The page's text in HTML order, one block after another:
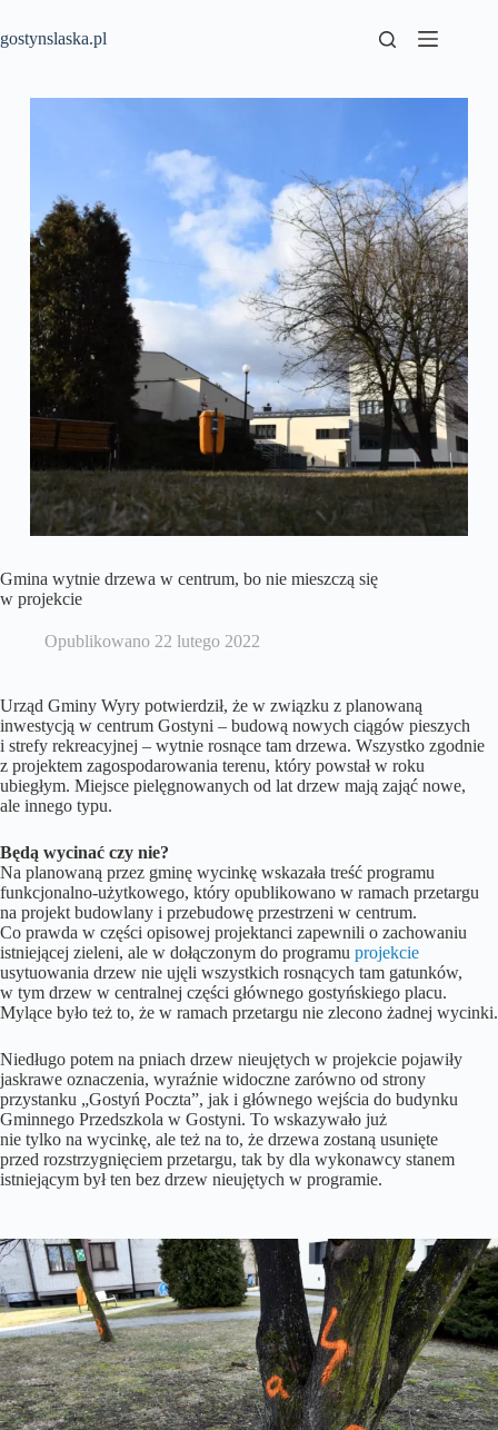
treści
gostynslaska.pl
Gmina wytnie drzewa w centrum, bo nie mieszczą się
w projekcie
Opublikowano 22 lutego 2022
Urząd Gminy Wyry potwierdził, że w związku z planowaną
inwestycją w centrum Gostyni – budową nowych ciągów pieszych
i strefy rekreacyjnej – wytnie rosnące tam drzewa. Wszystko zgodnie
z projektem zagospodarowania terenu, który powstał w roku
ubiegłym. Miejsce pielęgnowanych od lat drzew mają zająć nowe,
ale innego typu.
Będą wycinać czy nie?
Na planowaną przez gminę wycinkę wskazała treść programu
funkcjonalno-użytkowego, który opublikowano w ramach przetargu
na projekt budowlany i przebudowę przestrzeni w centrum.
Co prawda w części opisowej projektanci zapewnili o zachowaniu
istniejącej zieleni, ale w dołączonym do programu projekcie
usytuowania drzew nie ujęli wszystkich rosnących tam gatunków,
w tym drzew w centralnej części głównego gostyńskiego placu.
Mylące było też to, że w ramach przetargu nie zlecono żadnej wycinki.
Niedługo potem na pniach drzew nieujętych w projekcie pojawiły
jaskrawe oznaczenia, wyraźnie widoczne zarówno od strony
przystanku „Gostyń Poczta”, jak i głównego wejścia do budynku
Gminnego Przedszkola w Gostyni. To wskazywało już
nie tylko na wycinkę, ale też na to, że drzewa zostaną usunięte
przed rozstrzygnięciem przetargu, tak by dla wykonawcy stanem
istniejącym był ten bez drzew nieujętych w programie.